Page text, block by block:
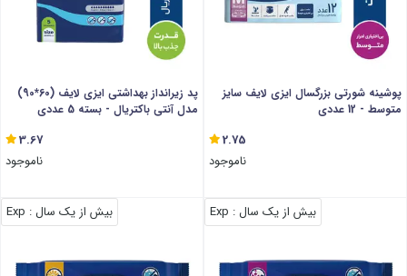
پوشینه شورتی بزرگسال ایزی لایف سایز
متوسط - 12 عددی
2.75
ناموجود
پد زیرانداز بهداشتی ایزی لایف (60*90)
مدل آنتی باکتریال - بسته 5 عددی
3.67
ناموجود
بیش از یک سال : Exp بیش از یک سال : Exp